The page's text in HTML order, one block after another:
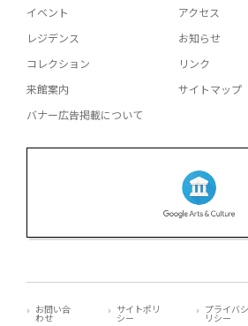
イベント
レジデンス
コレクション
来館案内
バナー広告掲載について
アクセス
お知らせ
リンク
サイトマップ
お問い合
わせ
サイトポリ
シー
プライバ
リシー